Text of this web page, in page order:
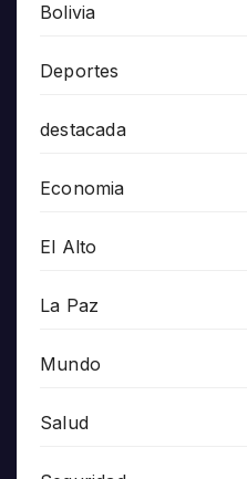
Bolivia
Deportes
destacada
Economia
El Alto
La Paz
Mundo
Salud